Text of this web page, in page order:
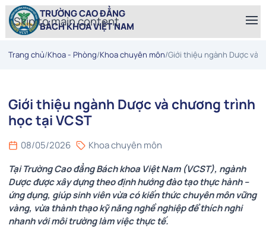
Skip to main content
TRƯỜNG CAO ĐẲNG
BÁCH KHOA VIỆT NAM
Trang chủ/Khoa - Phòng/Khoa chuyên môn/Giới thiệu ngành Dược và
Giới thiệu ngành Dược và chương trình
học tại VCST
08/05/2026
Khoa chuyên môn
Tại Trường Cao đẳng Bách khoa Việt Nam (VCST), ngành
Dược được xây dựng theo định hướng đào tạo thực hành –
ứng dụng, giúp sinh viên vừa có kiến thức chuyên môn vững
vàng, vừa thành thạo kỹ năng nghề nghiệp để thích nghi
nhanh với môi trường làm việc thực tế.